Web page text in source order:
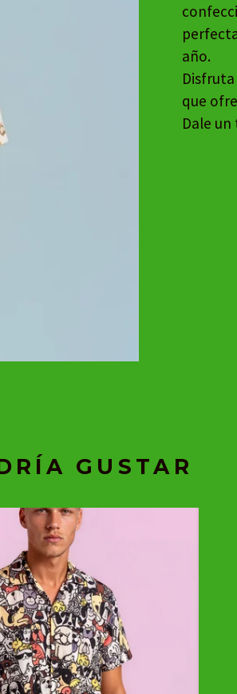
año.
que
Dale
GUSTAR